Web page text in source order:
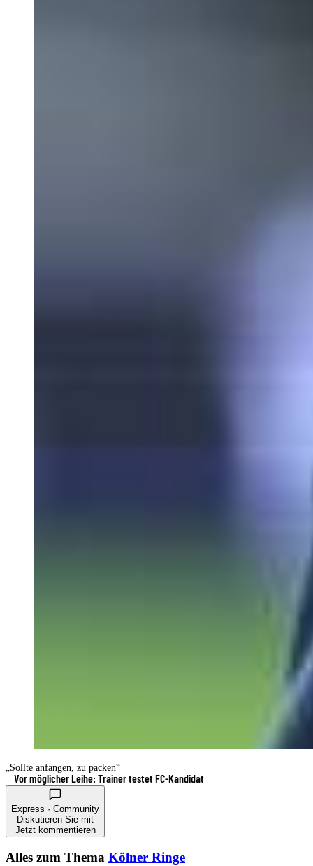
„Sollte anfangen, zu packen“
Vor möglicher Leihe: Trainer testet FC-Kandidat
Express · Community
Diskutieren Sie mit
Jetzt kommentieren
Alles zum Thema Kölner Ringe